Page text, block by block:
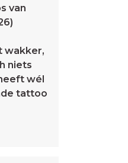
van
wakker,
niets
wél
tattoo